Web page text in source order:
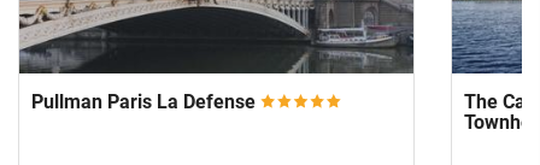
Pullman Paris La Defense
The